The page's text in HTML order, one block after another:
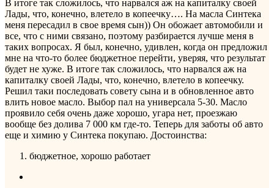
В итоге так сложилось, что нарвался аж на капиталку своей
Лады, что, конечно, влетело в копеечку…. На масла Синтека
меня пересадил в свое время сын)) Он обожает автомобили и
все, что с ними связано, поэтому разбирается лучше меня в
таких вопросах. Я был, конечно, удивлен, когда он предложил
мне на что-то более бюджетное перейти, уверяя, что результат
будет не хуже. В итоге так сложилось, что нарвался аж на
капиталку своей Лады, что, конечно, влетело в копеечку.
Решил таки последовать совету сына и в обновленное авто
влить новое масло. Выбор пал на универсала 5-30. Масло
проявило себя очень даже хорошо, угара нет, проезжаю
вообще без долива 7 000 км где-то. Теперь для заботы об авто
еще и химию у Синтека покупаю. Достоинства:
бюджетное, хорошо работает